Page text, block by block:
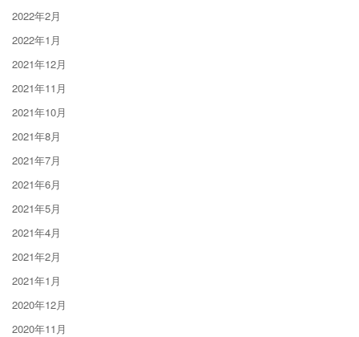
2022年2月
2022年1月
2021年12月
2021年11月
2021年10月
2021年8月
2021年7月
2021年6月
2021年5月
2021年4月
2021年2月
2021年1月
2020年12月
2020年11月